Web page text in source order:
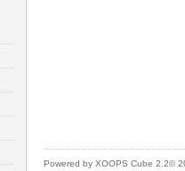
Powered by XOOPS Cube 2.2©